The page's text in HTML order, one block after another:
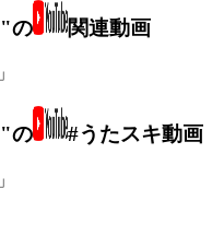
の 関連動画
の #うたスキ動画